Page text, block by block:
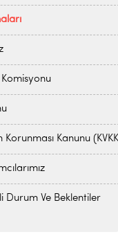
Korunması Kanunu
Durum Ve Beklentiler